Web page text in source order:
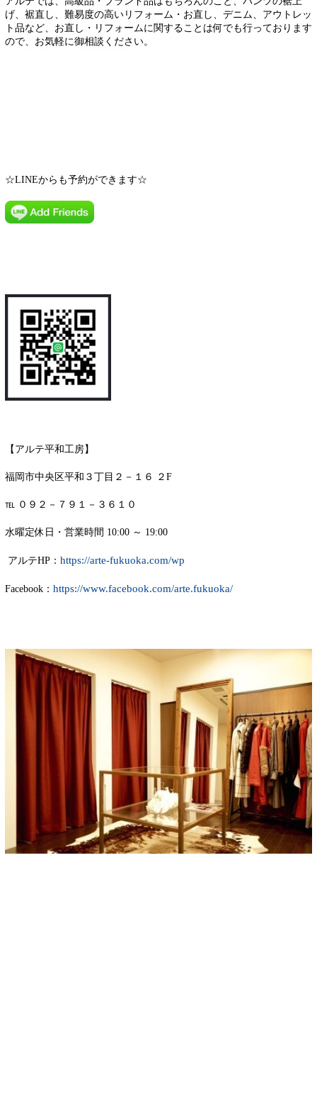
げ、裾直し、難易度の高いリフォーム・お直し、デニム、アウトレッ
ト品など、お直し・リフォームに関することは何でも行っております
ので、お気軽に御相談ください。
☆LINEからも予約ができます☆
【アルテ平和工房】
福岡市中央区平和３丁目２－１６ ２F
℡ ０９２－７９１－３６１０
水曜定休日・営業時間 10:00 ～ 19:00
アルテHP： https://arte-fukuoka.com/wp
Facebook： https://www.facebook.com/arte.fukuoka/